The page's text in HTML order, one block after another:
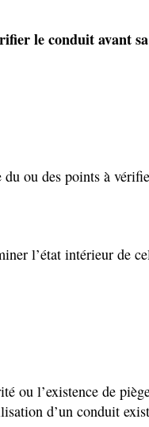
le conduit avant
ou des points à
l’état intérieur de
ou l’existence de
d’un conduit